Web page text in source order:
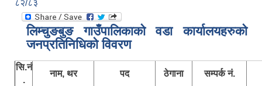
८२/८३
लिम्चुङबुङ गाउँपालिकाकाे वडा कार्यालयहरुकाे
जनप्रतिनिधिकाे विवरण
सि.नं
.
नाम, थर पद ठेगाना सम्पर्क नं.